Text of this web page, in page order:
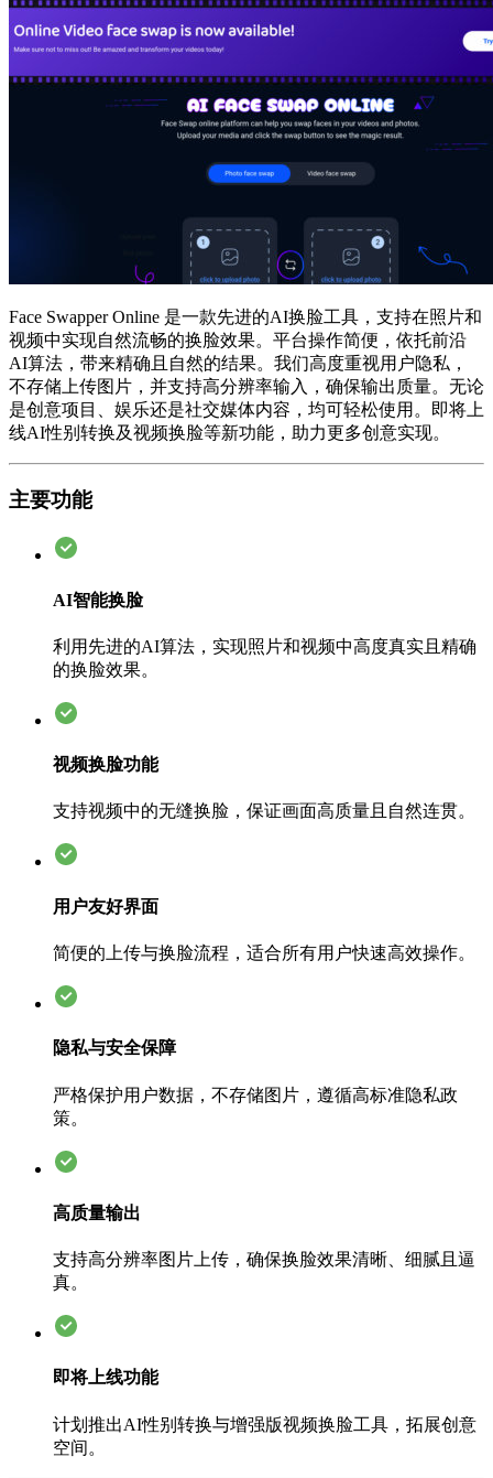
Face Swapper Online 是一款先进的AI换脸工具，支持在照片和
视频中实现自然流畅的换脸效果。平台操作简便，依托前沿
AI算法，带来精确且自然的结果。我们高度重视用户隐私，
不存储上传图片，并支持高分辨率输入，确保输出质量。无论
是创意项目、娱乐还是社交媒体内容，均可轻松使用。即将上
线AI性别转换及视频换脸等新功能，助力更多创意实现。
主要功能
AI智能换脸
利用先进的AI算法，实现照片和视频中高度真实且精确
的换脸效果。
视频换脸功能
支持视频中的无缝换脸，保证画面高质量且自然连贯。
用户友好界面
简便的上传与换脸流程，适合所有用户快速高效操作。
隐私与安全保障
严格保护用户数据，不存储图片，遵循高标准隐私政
策。
高质量输出
支持高分辨率图片上传，确保换脸效果清晰、细腻且逼
真。
即将上线功能
计划推出AI性别转换与增强版视频换脸工具，拓展创意
空间。